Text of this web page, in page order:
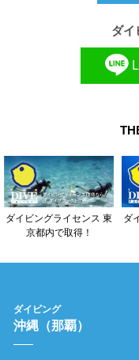
ダイ
ダイビングライセンス 東
京都内で取得！
ダ
ダイビング
沖縄（那覇）